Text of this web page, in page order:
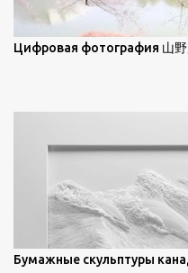
уникальной манерой
просмотра всех работ,
Цифровая фотография 山
Бумажные скульптуры